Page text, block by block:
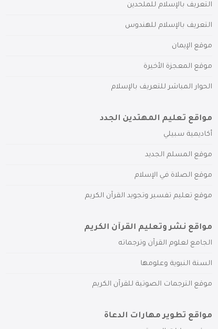
التعريف بالإسلام للملحدين
التعريف بالإسلام للهندوس
موقع الإيمان
موقع المعجزة الأخيرة
الحوار المباشر للتعريف بالإسلام
مواقع تعليم المهتدين الجدد
أكاديمية سبيلي
موقع المسلم الجديد
موقع الصلاة في الإسلام
موقع تعليم تفسير وتجويد القرآن الكريم
مواقع نشر وتعليم القرآن الكريم
الجامع لعلوم القرآن وترجماته
السنة النبوية وعلومها
موقع الترجمات الصوتية للقرآن الكريم
مواقع تطوير مهارات الدعاة